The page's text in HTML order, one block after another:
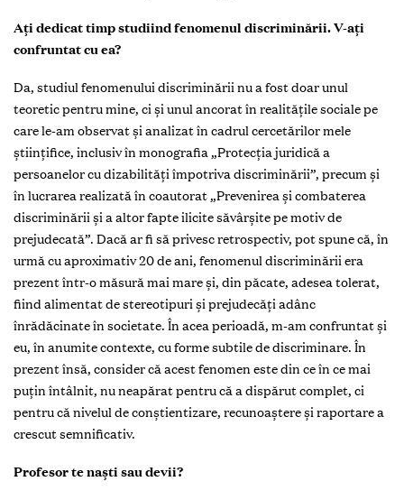
Ați dedicat timp studiind fenomenul discriminării. V-ați
confruntat cu ea?
Da, studiul fenomenului discriminării nu a fost doar unul
teoretic pentru mine, ci și unul ancorat în realitățile sociale pe
care le-am observat și analizat în cadrul cercetărilor mele
științifice, inclusiv în monografia „Protecția juridică a
persoanelor cu dizabilități împotriva discriminării”, precum și
în lucrarea realizată în coautorat „Prevenirea și combaterea
discriminării și a altor fapte ilicite săvârșite pe motiv de
prejudecată”. Dacă ar fi să privesc retrospectiv, pot spune că, în
urmă cu aproximativ 20 de ani, fenomenul discriminării era
prezent într-o măsură mai mare și, din păcate, adesea tolerat,
fiind alimentat de stereotipuri și prejudecăți adânc
înrădăcinate în societate. În acea perioadă, m-am confruntat și
eu, în anumite contexte, cu forme subtile de discriminare. În
prezent însă, consider că acest fenomen este din ce în ce mai
puțin întâlnit, nu neapărat pentru că a dispărut complet, ci
pentru că nivelul de conștientizare, recunoaștere și raportare a
crescut semnificativ.
Profesor te naști sau devii?